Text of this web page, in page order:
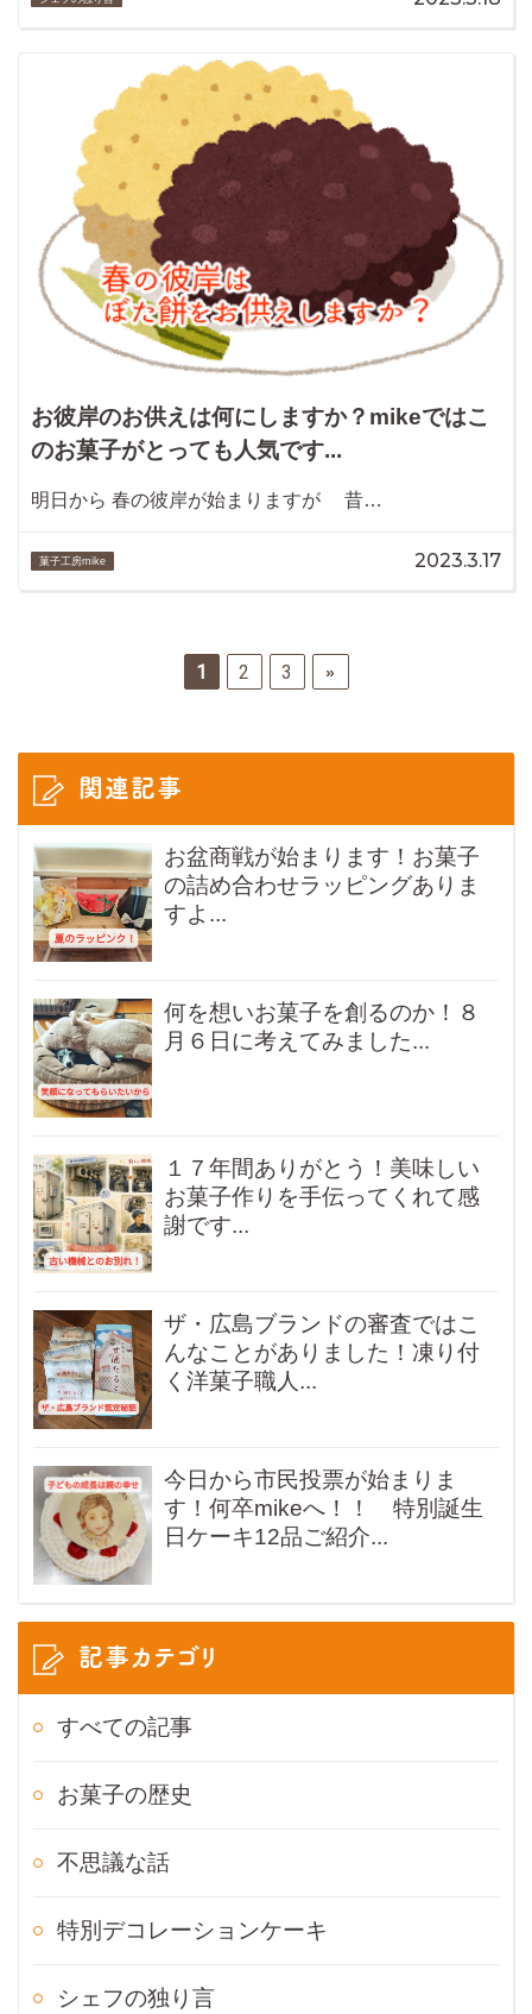
お彼岸のお供えは何にしますか？mikeではこ
のお菓子がとっても人気です...
明日から 春の彼岸が始まりますが 昔…
菓子工房mike 2023.3.17
1 2 3 »
関連記事
お盆商戦が始まります！お菓子
の詰め合わせラッピングありま
すよ...
何を想いお菓子を創るのか！８
月６日に考えてみました...
１７年間ありがとう！美味しい
お菓子作りを手伝ってくれて感
謝です...
ザ・広島ブランドの審査ではこ
んなことがありました！凍り付
く洋菓子職人...
今日から市民投票が始まりま
す！何卒mikeへ！！ 特別誕生
日ケーキ12品ご紹介...
記事カテゴリ
すべての記事
お菓子の歴史
不思議な話
特別デコレーションケーキ
シェフの独り言